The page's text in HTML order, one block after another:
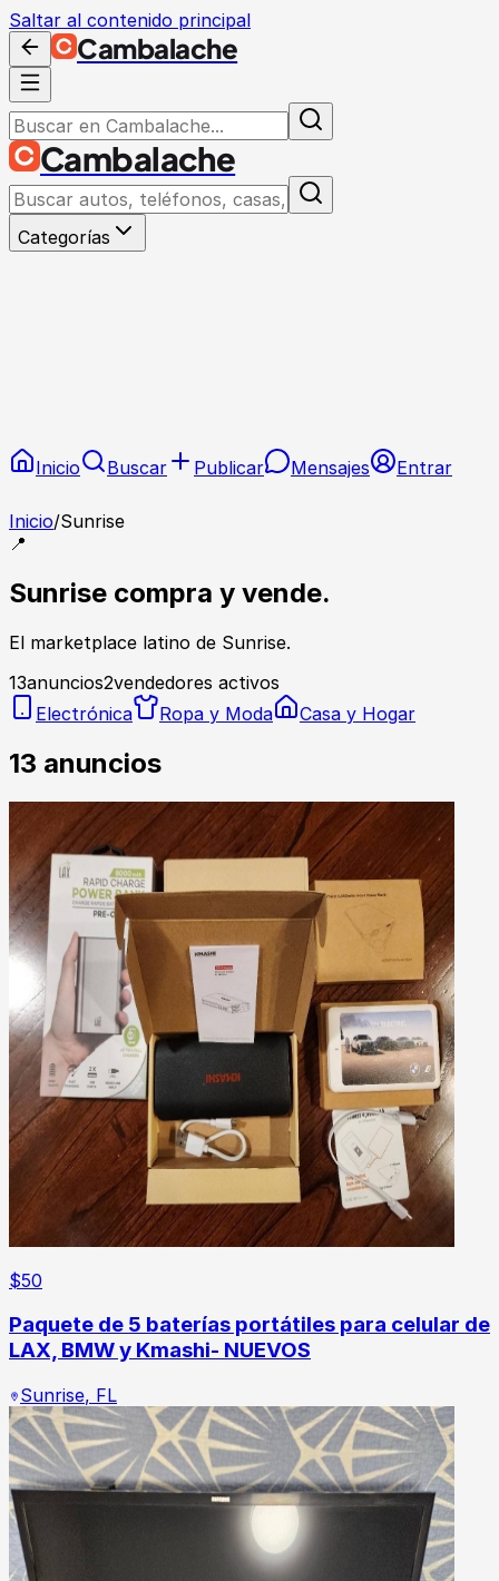
Saltar al contenido principal
Cambalache
Cambalache
Categorías
Inicio Buscar Publicar Mensajes Entrar
Inicio/Sunrise
📍
Sunrise compra y vende.
El marketplace latino de Sunrise.
13anuncios2vendedores activos
Electrónica
Ropa y Moda Casa y Hogar
13 anuncios
$50
Paquete de 5 baterías portátiles para celular de
LAX, BMW y Kmashi- NUEVOS
Sunrise, FL